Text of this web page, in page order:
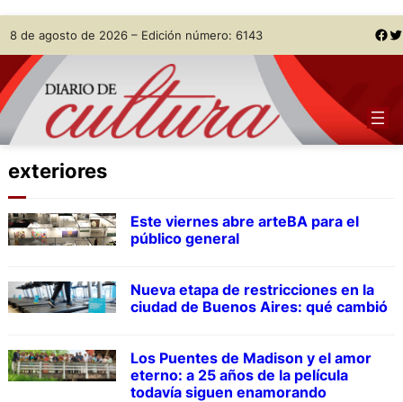
Skip
to
content
8 de agosto de 2026 – Edición número: 6143 Facebook Twitter
exteriores
Este viernes abre arteBA para el
público general
Nueva etapa de restricciones en la
ciudad de Buenos Aires: qué cambió
Los Puentes de Madison y el amor
eterno: a 25 años de la película
todavía siguen enamorando